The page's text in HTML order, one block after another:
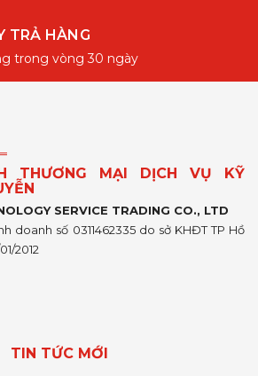
TRẢ HÀNG
trong vòng 30 ngày
THƯƠNG MẠI DỊCH VỤ KỸ
SERVICE TRADING CO., LTD
doanh số 0311462335 do sở KHĐT TP Hồ
2012
TIN TỨC MỚI